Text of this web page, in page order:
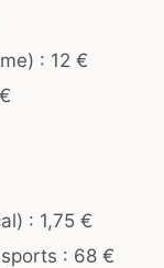
: 12 €
: 1,75 €
: 68 €